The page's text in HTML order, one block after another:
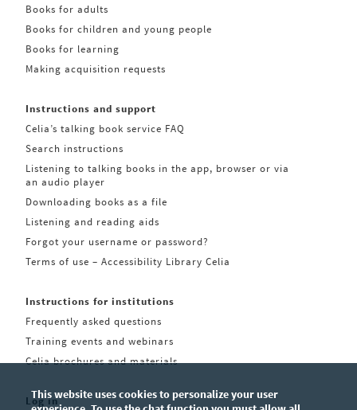
Books for adults
Books for children and young people
Books for learning
Making acquisition requests
Instructions and support
Celia’s talking book service FAQ
Search instructions
Listening to talking books in the app, browser or via
an audio player
Downloading books as a file
Listening and reading aids
Forgot your username or password?
Terms of use – Accessibility Library Celia
Instructions for institutions
Frequently asked questions
Training events and webinars
Celia brochures and materials
Log in
This website uses cookies to personalize your user